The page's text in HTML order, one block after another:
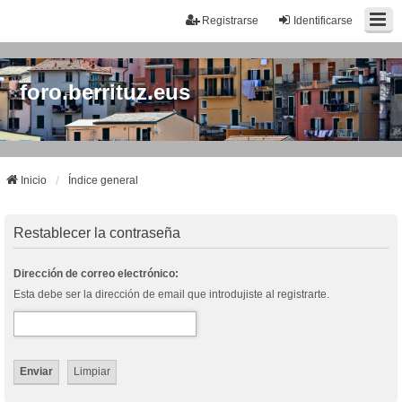
Identificarse
Registrarse
foro.berrituz.eus
Inicio Índice general
Restablecer la contraseña
Dirección de correo electrónico:
Esta debe ser la dirección de email que introdujiste al registrarte.